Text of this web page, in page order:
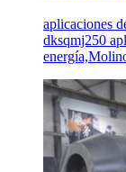
aplicaciones
dksqmj250